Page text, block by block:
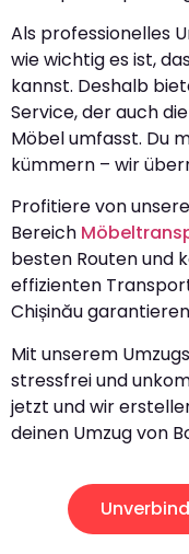
Als professionelles
wie wichtig es ist,
kannst. Deshalb
Service, der auch
Möbel umfasst. Du
kümmern – wir
Profitiere von
Bereich
besten Routen und
effizienten
Chișinău
Mit unserem
stressfrei und
jetzt und wir
deinen Umzug von